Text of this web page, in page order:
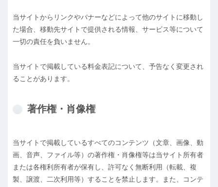
当サイトからリンクやバナーなどによって他のサイトに移動し
た場合、移動先サイトで提供される情報、サービス等について
一切の責任を負いません。
当サイトで掲載している料金表記について、予告なく変更され
ることがあります。
著作権・肖像権
当サイトで掲載しているすべてのコンテンツ（文章、画像、動
画、音声、ファイル等）の著作権・肖像権等は当サイト所有者
または各権利所有者が保有し、許可なく無断利用（転載、複
製、譲渡、二次利用等）することを禁止します。また、コンテ